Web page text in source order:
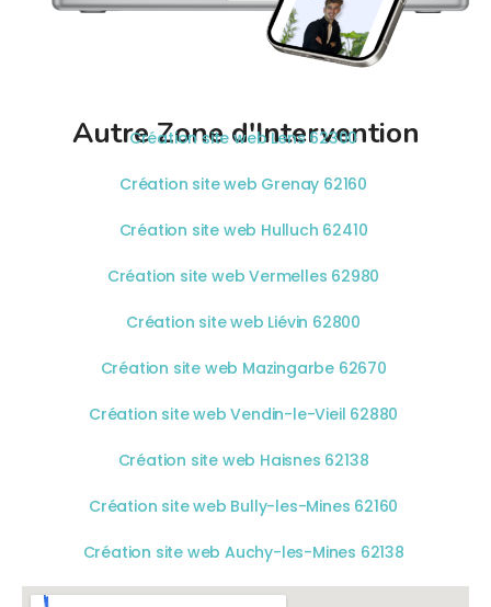
Autre Zone d'Intervention
Création site web Lens 62300
Création site web Grenay 62160
Création site web Hulluch 62410
Création site web Vermelles 62980
Création site web Liévin 62800
Création site web Mazingarbe 62670
Création site web Vendin-le-Vieil 62880
Création site web Haisnes 62138
Création site web Bully-les-Mines 62160
Création site web Auchy-les-Mines 62138